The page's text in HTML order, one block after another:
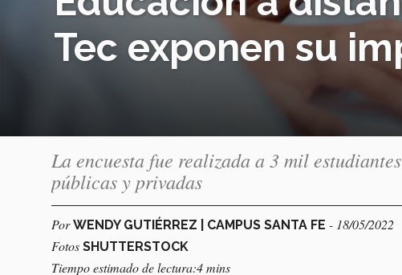
Tec exponen su
La encuesta fue realizada a 3 mil
públicas y privadas
PorWENDY GUTIÉRREZ | CAMPUS SANTA FE - 18/05/2022
Fotos SHUTTERSTOCK
Tiempo estimado de lectura:4 mins